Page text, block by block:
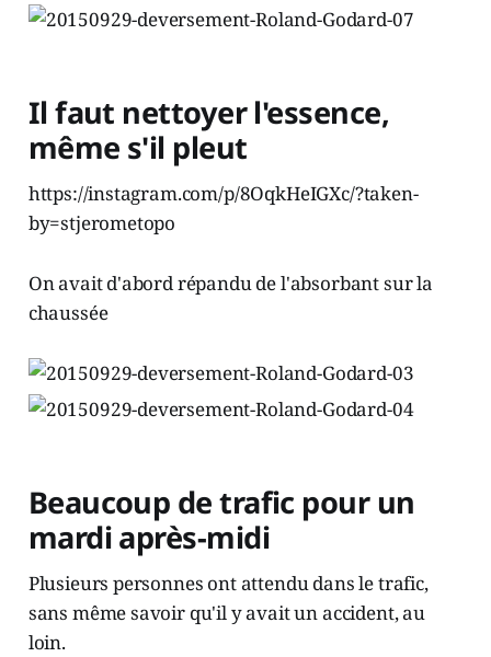
Il faut nettoyer l'essence,
même s'il pleut
https://instagram.com/p/8OqkHeIGXc/?taken-
by=stjerometopo
On avait d'abord répandu de l'absorbant sur la
chaussée
Beaucoup de trafic pour un
mardi après-midi
Plusieurs personnes ont attendu dans le trafic,
sans même savoir qu'il y avait un accident, au
loin.